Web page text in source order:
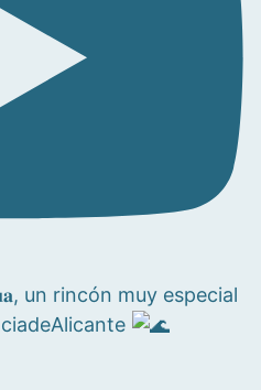
un rincón muy especial